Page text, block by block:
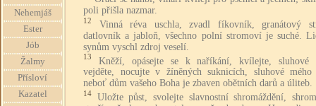
Nehemjáš
Ester
Jób
Žalmy
Přísloví
Kazatel
poli přišla nazmar.
12
Vinná réva uschla, zvadl fíkovník, granátový
datlovník a jabloň, všechno polní stromoví je suché.
synům vyschl zdroj veselí.
13
Kněží, opásejte se k naříkání, kvílejte, sluhové
vejděte, nocujte v žíněných suknicích, sluhové mého
neboť dům vašeho Boha je zbaven obětních darů a úliteb.
14
Uložte půst, svolejte slavnostní shromáždění,